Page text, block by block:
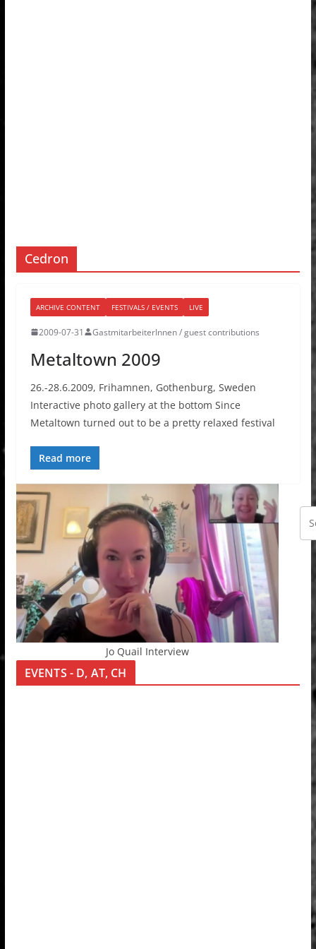
Cedron
ARCHIVE CONTENT FESTIVALS / EVENTS LIVE
2009-07-31 GastmitarbeiterInnen / guest contributions
Metaltown 2009
26.-28.6.2009, Frihamnen, Gothenburg, Sweden
Interactive photo gallery at the bottom Since
Metaltown turned out to be a pretty relaxed festival
Read more
Jo Quail Interview
EVENTS - D, AT, CH